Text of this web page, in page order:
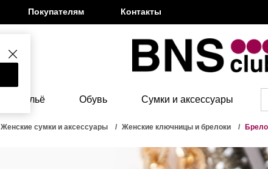
Покупателям Контакты
Бельё Обувь Сумки и аксессуары
Женские сумки и аксессуары Женские ключницы и брелоки